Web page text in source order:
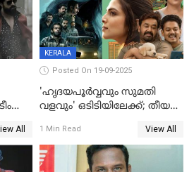
All
KERALA
Posted On 19-09-2025
'ഹൃദയപൂര്‍വ്വവും സുമതി
വളവും' ഒടിടിയിലേക്ക്; തീയതി
1 Min Read View All